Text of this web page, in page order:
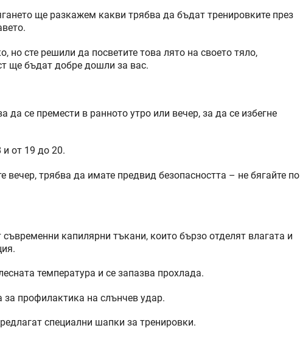
ще разкажем какви трябва да бъдат тренировките през
но сте решили да посветите това лято на своето тяло,
ще бъдат добре дошли за вас.
да се премести в ранното утро или вечер, за да се избегне
от 19 до 20.
вечер, трябва да имате предвид безопасността – не бягайте по
капилярни тъкани, които бързо отделят влагата и
температура и се запазва прохлада.
за профилактика на слънчев удар.
специални шапки за тренировки.